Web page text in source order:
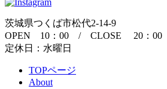
茨城県つくば市松代2-14-9
OPEN 10：00 / CLOSE 20：00
定休日：水曜日
TOPページ
About